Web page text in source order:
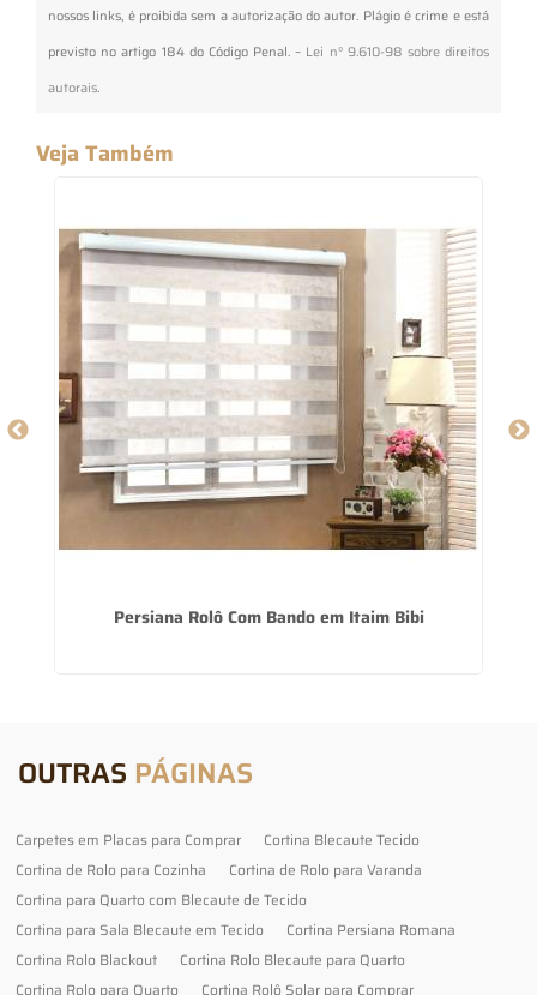
nossos links, é proibida sem a autorização do autor. Plágio é crime e está
previsto no artigo 184 do Código Penal. – Lei n° 9.610-98 sobre direitos
autorais.
Veja Também
Persiana Rolô Com Bando em Itaim Bibi
OUTRAS PÁGINAS
Carpetes em Placas para Comprar
Cortina Blecaute Tecido
Cortina de Rolo para Cozinha
Cortina de Rolo para Varanda
Cortina para Quarto com Blecaute de Tecido
Cortina para Sala Blecaute em Tecido
Cortina Persiana Romana
Cortina Rolo Blackout
Cortina Rolo Blecaute para Quarto
Cortina Rolo para Quarto
Cortina Rolô Solar para Comprar